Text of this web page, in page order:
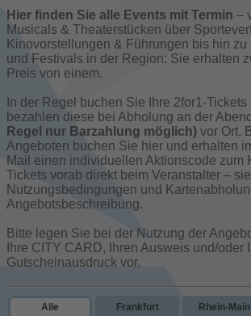
Hier finden Sie alle Events mit Termin –
Musicals & Theaterstücken über
Kinovorstellungen & Führungen bis hin zu
und Festivals in der Region: Sie erhalten
Preis von einem.
In der Regel buchen Sie Ihre 2for1-Tickets
bezahlen diese bei Abholung an der
Regel nur Barzahlung möglich) vor Ort.
Angeboten buchen Sie hier und erhalten
Mail einen individuellen Aktionscode zum
Tickets vorab direkt beim Veranstalter –
Nutzungsbedingungen und
Angebotsbeschreibung.
Bitte legen Sie bei der Nutzung der
Ihre CITY CARD, Ihren Ausweis und/oder
Gutscheinausdruck vor.
Alle Frankfurt Rhein-Main